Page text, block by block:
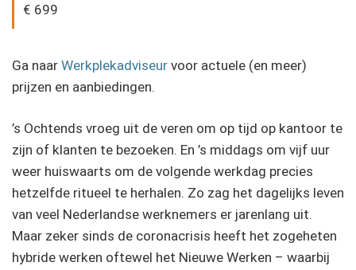
€ 699
Ga naar Werkplekadviseur voor actuele (en meer)
prijzen en aanbiedingen.
’s Ochtends vroeg uit de veren om op tijd op kantoor te
zijn of klanten te bezoeken. En ’s middags om vijf uur
weer huiswaarts om de volgende werkdag precies
hetzelfde ritueel te herhalen. Zo zag het dagelijks leven
van veel Nederlandse werknemers er jarenlang uit.
Maar zeker sinds de coronacrisis heeft het zogeheten
hybride werken oftewel het Nieuwe Werken – waarbij